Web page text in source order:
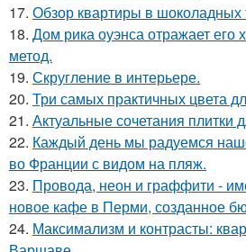
17. Обзор квартиры в шоколадных
18. Дом рика оуэнса отражает его
метод.
19. Скругление в интерьере.
20. Три самых практичных цвета
21. Актуальные сочетания плитки
22. Каждый день мы радуемся
во Франции с видом на пляж.
23. Провода, неон и граффити -
новое кафе в Перми, созданное
24. Максимализм и контрасты: